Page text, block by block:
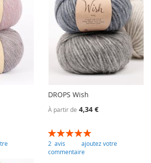
DROPS Wish
À partir de 4,34 €
Évaluation:
100
% of100
2 avis
ajoutez votre
commentaire